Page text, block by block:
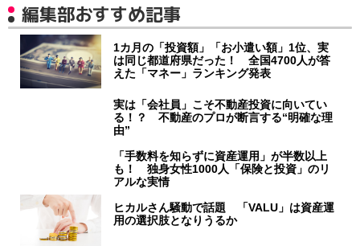
編集部おすすめ記事
1カ月の「投資額」「お小遣い額」1位、実
は同じ都道府県だった！ 全国4700人が答
えた「マネー」ランキング発表
実は「会社員」こそ不動産投資に向いてい
る！？ 不動産のプロが断言する“明確な理
由”
「手数料を知らずに資産運用」が半数以上
も！ 独身女性1000人「保険と投資」のリ
アルな実情
ヒカルさん騒動で話題 「VALU」は資産運
用の選択肢となりうるか